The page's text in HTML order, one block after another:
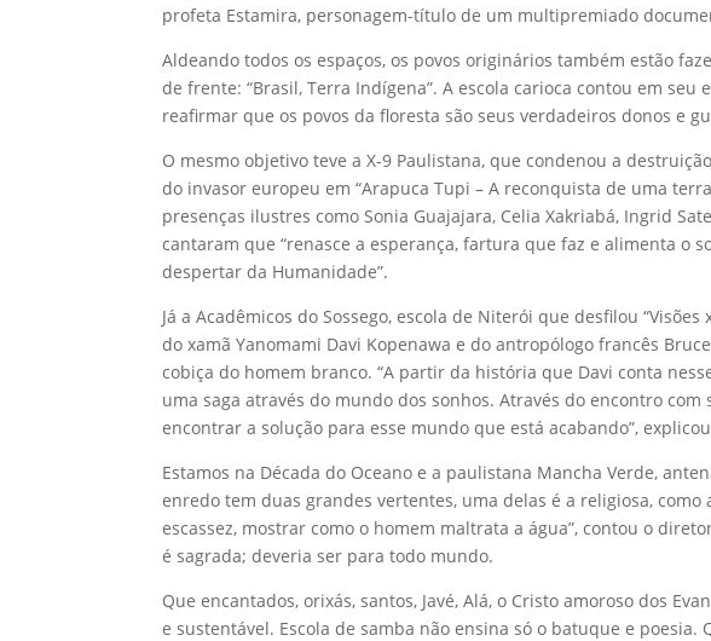
profeta Estamira, personagem-título de um multipremiado
Aldeando todos os espaços, os povos originários também estão
de frente: “Brasil, Terra Indígena”. A escola carioca contou em
reafirmar que os povos da floresta são seus verdadeiros donos e
O mesmo objetivo teve a X-9 Paulistana, que condenou a
do invasor europeu em “Arapuca Tupi – A reconquista de uma
presenças ilustres como Sonia Guajajara, Celia Xakriabá, Ingrid
cantaram que “renasce a esperança, fartura que faz e alimenta o
despertar da Humanidade”.
Já a Acadêmicos do Sossego, escola de Niterói que desfilou
do xamã Yanomami Davi Kopenawa e do antropólogo francês
cobiça do homem branco. “A partir da história que Davi conta
uma saga através do mundo dos sonhos. Através do encontro
encontrar a solução para esse mundo que está acabando”,
Estamos na Década do Oceano e a paulistana Mancha Verde,
enredo tem duas grandes vertentes, uma delas é a religiosa,
escassez, mostrar como o homem maltrata a água”, contou o
é sagrada; deveria ser para todo mundo.
Que encantados, orixás, santos, Javé, Alá, o Cristo amoroso dos
e sustentável. Escola de samba não ensina só o batuque e poesia.